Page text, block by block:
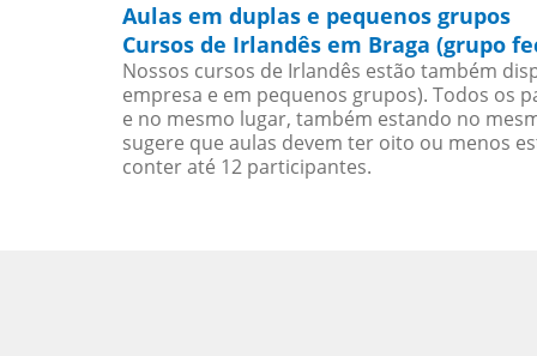
Aulas em duplas e pequenos grupos
Cursos de Irlandês em Braga (grupo
Nossos cursos de Irlandês estão também
empresa e em pequenos grupos). Todos os
e no mesmo lugar, também estando no
sugere que aulas devem ter oito ou menos
conter até 12 participantes.